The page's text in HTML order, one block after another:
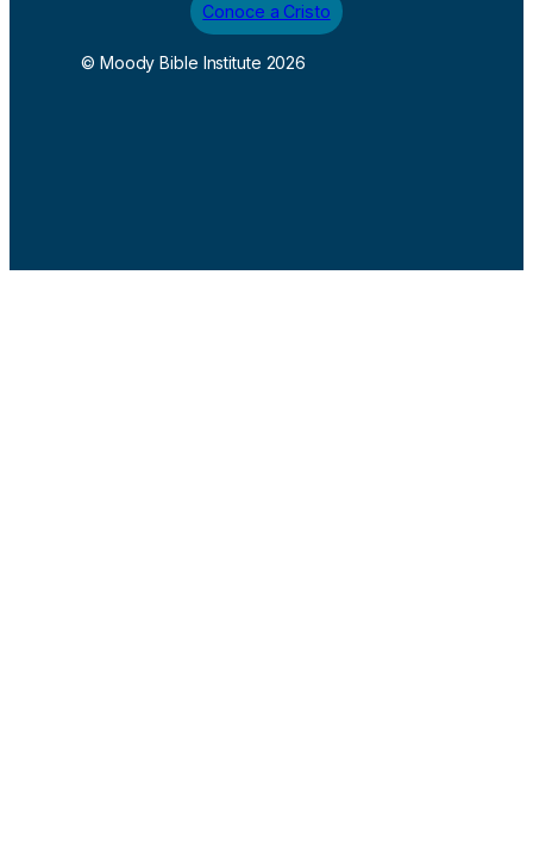
Conoce a Cristo
© Moody Bible Institute 2026